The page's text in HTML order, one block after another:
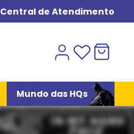
Central de Atendimento
Mundo das HQs